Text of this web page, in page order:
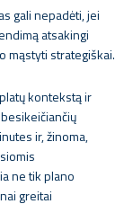
gali nepadėti, jei
atsakingi
mąstyti strategiškai.
kontekstą ir
ir, žinoma,
ne tik plano
greitai